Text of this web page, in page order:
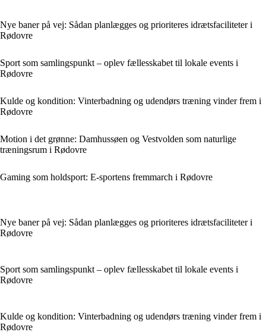
Nye baner på vej: Sådan planlægges og prioriteres idrætsfaciliteter i
Rødovre
Sport som samlingspunkt – oplev fællesskabet til lokale events i
Rødovre
Kulde og kondition: Vinterbadning og udendørs træning vinder frem i
Rødovre
Motion i det grønne: Damhussøen og Vestvolden som naturlige
træningsrum i Rødovre
Gaming som holdsport: E-sportens fremmarch i Rødovre
Nye baner på vej: Sådan planlægges og prioriteres idrætsfaciliteter i
Rødovre
Sport som samlingspunkt – oplev fællesskabet til lokale events i
Rødovre
Kulde og kondition: Vinterbadning og udendørs træning vinder frem i
Rødovre